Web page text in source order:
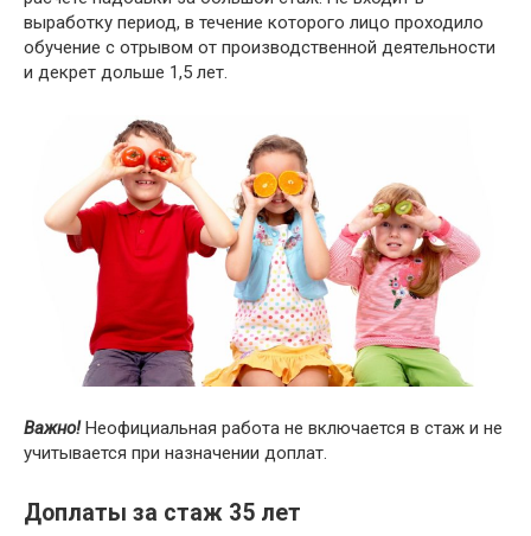
выработку период, в течение которого лицо проходило
обучение с отрывом от производственной деятельности
и декрет дольше 1,5 лет.
Важно! Неофициальная работа не включается в стаж и не
учитывается при назначении доплат.
Доплаты за стаж 35 лет